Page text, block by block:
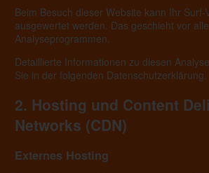
Beim Besuch dieser Website kann Ihr Surf-
ausgewertet werden. Das geschieht vor
Analyseprogrammen.
Detaillierte Informationen zu diesen
Sie in der folgenden Datenschutzerklärung.
2. Hosting und Content
Networks (CDN)
Externes Hosting